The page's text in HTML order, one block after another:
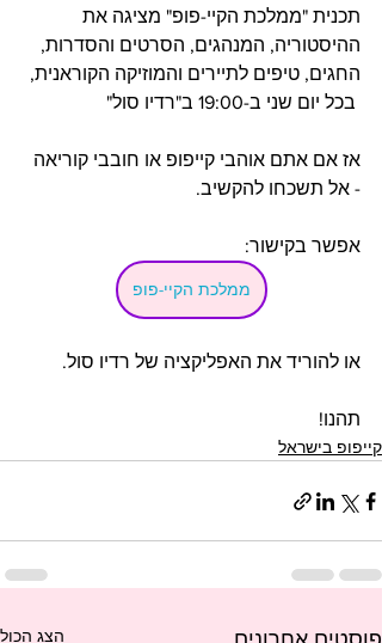
תכנית "ממלכת הקיי-פופ" מציגה את
ההיסטוריה, המנהגים, הסרטים והסדרות,
החגים, טיפים לתיירים והמוזיקה הקוראנית,
בכל יום שני ב-19:00 ב"רדיו סול"
אז אם אתם אוהבי קייפופ או חובבי קוריאה
- אל תשכחו להקשיב.
אפשר בקישור:
ממלכת הקיי-פופ
או להוריד את האפליקציה של רדיו סול.
תהנו!
קייפופ בישראל
הצג הכול